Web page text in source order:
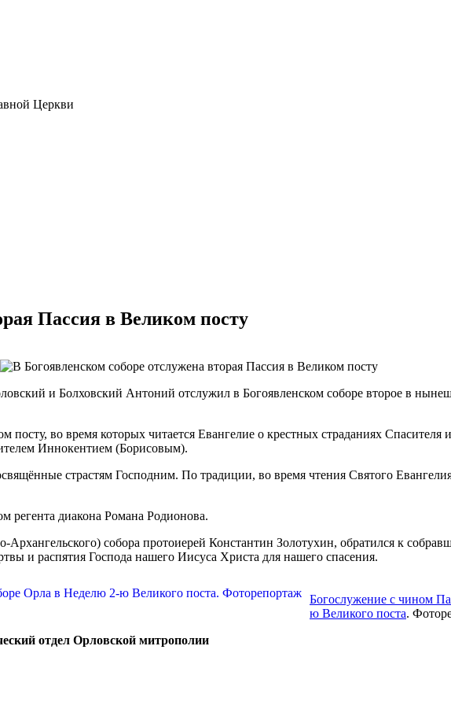
Церкви
Пассия в Великом посту
и Болховский Антоний отслужил в Богоявленском соборе второе в
во время которых читается Евангелие о крестных страданиях
Иннокентием (Борисовым).
страстям Господним. По традиции, во время чтения Святого
регента диакона Романа Родионова.
собора протоиерей Константин Золотухин, обратился к
и распятия Господа нашего Иисуса Христа для нашего спасения.
Богослужение с чином
ю Великого поста.
отдел Орловской митрополии